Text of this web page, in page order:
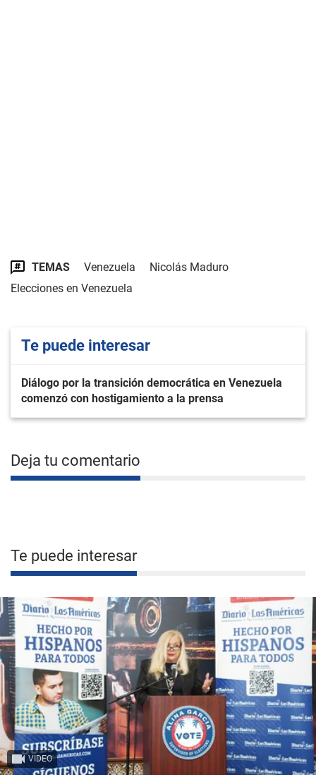
TEMAS Venezuela
Nicolás Maduro
Elecciones en Venezuela
Te puede interesar
Diálogo por la transición democrática en Venezuela
comenzó con hostigamiento a la prensa
Deja tu comentario
Te puede interesar
VIDEO